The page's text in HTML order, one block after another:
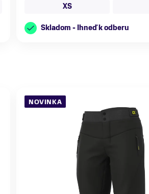
XS
Skladom - Ihneď k odberu
NOVINKA